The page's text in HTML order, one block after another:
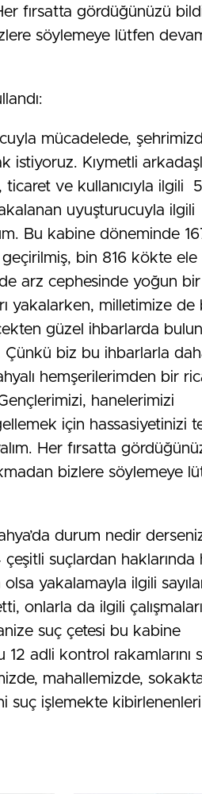
fırsatta gördüğünüzü
söylemeye lütfen
mücadelede,
istiyoruz. Kıymetli
ve kullanıcıyla ilgili
uyuşturucuyla ilgili
Bu kabine döneminde
bin 816 kökte ele
arz cephesinde yoğun bir
yakalarken, milletimize de
güzel ihbarlarda
biz bu ihbarlarla
hemşerilerimden bir
hanelerimizi
için hassasiyetinizi
Her fırsatta
bizlere söylemeye
durum nedir
suçlardan haklarında
yakalamayla ilgili
onlarla da ilgili
suç çetesi bu kabine
adli kontrol rakamlarını
mahallemizde,
suç işlemekte kibirlenenleri